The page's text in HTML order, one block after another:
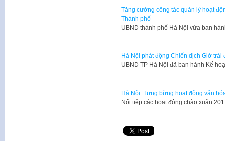
Tăng cường công tác quản lý hoạt
Thành phố
UBND thành phố Hà Nội vừa ban
Hà Nội phát động Chiến dịch Giờ trái
UBND TP Hà Nội đã ban hành Kế
Hà Nội: Tưng bừng hoạt động văn
Nối tiếp các hoạt động chào xuân